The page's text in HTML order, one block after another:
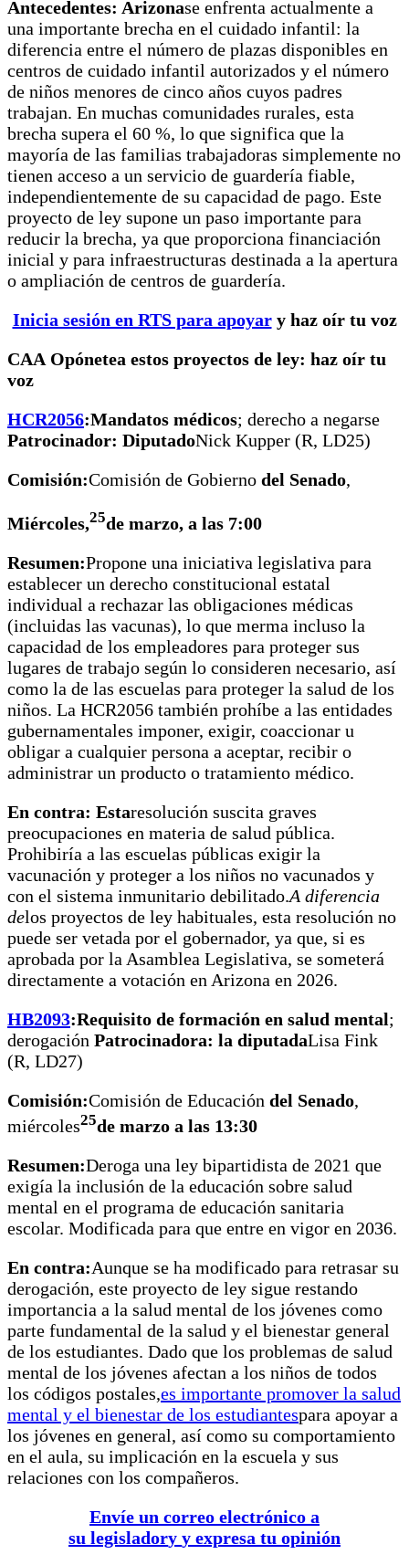
Antecedentes: Arizonase enfrenta actualmente a
una importante brecha en el cuidado infantil: la
diferencia entre el número de plazas disponibles en
centros de cuidado infantil autorizados y el número
de niños menores de cinco años cuyos padres
trabajan. En muchas comunidades rurales, esta
brecha supera el 60 %, lo que significa que la
mayoría de las familias trabajadoras simplemente no
tienen acceso a un servicio de guardería fiable,
independientemente de su capacidad de pago. Este
proyecto de ley supone un paso importante para
reducir la brecha, ya que proporciona financiación
inicial y para infraestructuras destinada a la apertura
o ampliación de centros de guardería.
Inicia sesión en RTS para apoyar y haz oír tu voz
CAA Opónetea estos proyectos de ley: haz oír tu
voz
HCR2056:Mandatos médicos; derecho a negarse
Patrocinador: DiputadoNick Kupper (R, LD25)
Comisión:Comisión de Gobierno del Senado,
Miércoles,25de marzo, a las 7:00
Resumen:Propone una iniciativa legislativa para
establecer un derecho constitucional estatal
individual a rechazar las obligaciones médicas
(incluidas las vacunas), lo que merma incluso la
capacidad de los empleadores para proteger sus
lugares de trabajo según lo consideren necesario, así
como la de las escuelas para proteger la salud de los
niños. La HCR2056 también prohíbe a las entidades
gubernamentales imponer, exigir, coaccionar u
obligar a cualquier persona a aceptar, recibir o
administrar un producto o tratamiento médico.
En contra: Estaresolución suscita graves
preocupaciones en materia de salud pública.
Prohibiría a las escuelas públicas exigir la
vacunación y proteger a los niños no vacunados y
con el sistema inmunitario debilitado.A diferencia
delos proyectos de ley habituales, esta resolución no
puede ser vetada por el gobernador, ya que, si es
aprobada por la Asamblea Legislativa, se someterá
directamente a votación en Arizona en 2026.
HB2093:Requisito de formación en salud mental;
derogación Patrocinadora: la diputadaLisa Fink
(R, LD27)
Comisión:Comisión de Educación del Senado,
miércoles25de marzo a las 13:30
Resumen:Deroga una ley bipartidista de 2021 que
exigía la inclusión de la educación sobre salud
mental en el programa de educación sanitaria
escolar. Modificada para que entre en vigor en 2036.
En contra:Aunque se ha modificado para retrasar su
derogación, este proyecto de ley sigue restando
importancia a la salud mental de los jóvenes como
parte fundamental de la salud y el bienestar general
de los estudiantes. Dado que los problemas de salud
mental de los jóvenes afectan a los niños de todos
los códigos postales,es importante promover la salud
mental y el bienestar de los estudiantespara apoyar a
los jóvenes en general, así como su comportamiento
en el aula, su implicación en la escuela y sus
relaciones con los compañeros.
Envíe un correo electrónico a
su legisladory y expresa tu opinión